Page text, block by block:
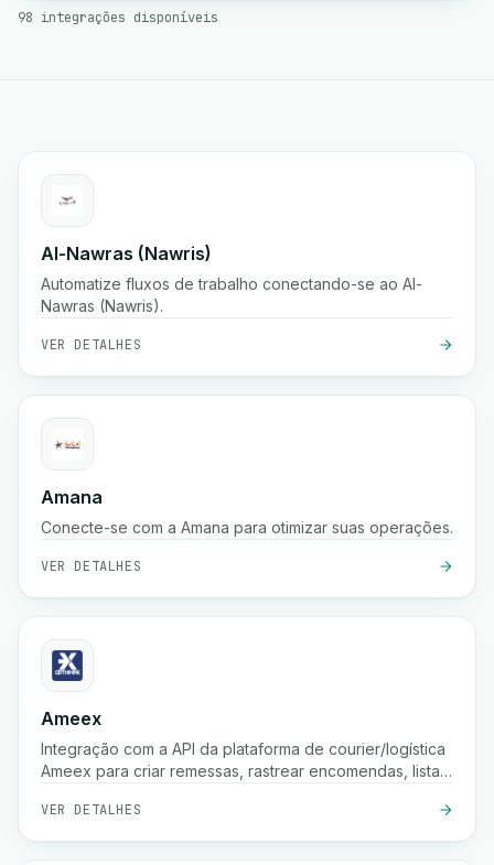
98 integrações disponíveis
Al-Nawras (Nawris)
Automatize fluxos de trabalho conectando-se ao Al-
Nawras (Nawris).
VER DETALHES
Amana
Conecte-se com a Amana para otimizar suas operações.
VER DETALHES
Ameex
Integração com a API da plataforma de courier/logística
Ameex para criar remessas, rastrear encomendas, listar
VER DETALHES